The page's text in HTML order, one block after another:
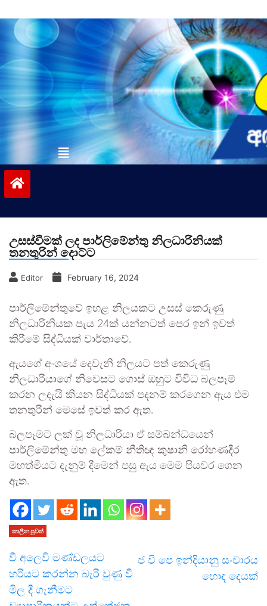
to
contentvinivida.lk
උසස්වීමක් ලද පාර්ලිමේන්තු නිලධාරිනියක්
තනතුරින් දොට්ට
Editor February 16, 2024
පාර්ලිමේන්තුවේ ඉහළ නිලයකට උසස් කෙරුණු
නිලධාරිනියක පැය 24ක් යන්නටත් පෙර ඉන් ඉවත්
කිරීමේ සිද්ධියක් වාර්තාවේ.
ඇයගේ අංශයේ දෙවැනි නිලයට පත් කෙරුණු
නිලධාරියාගේ නිවෙසට ගොස් ඔහුට විවිධ බලපෑම්
කරන ලදැයි කියන සිද්ධියක් පදනම් කරගෙන ඇය එම
තනතුරින් මෙසේ ඉවත් කර ඇත.
බලපෑමට ලක් වූ නිලධාරියා ඒ සම්බන්ධයෙන්
පාර්ලිමේන්තු මහ ලේකම් නීතිඥ කුෂානි රෝහණදීර
මහත්මියට දැනුම් දීමෙන් පසු ඇය මෙම පියවර ගෙන
ඇත.
කාලීන පුවත්
වී අලෙවි මණ්ඩලයට
හරියට කරන්න බැරි වුණු වී
මිල දී ගැනීමට
ජ වි පෙ ඉන්දියානු සංචාරය
හොඳ දෙයක්